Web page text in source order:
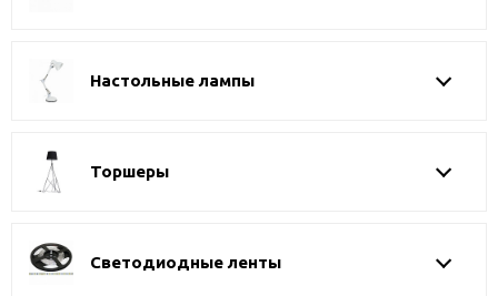
Настольные лампы
Торшеры
Светодиодные ленты